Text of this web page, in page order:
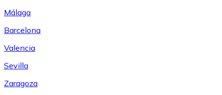
Málaga
Barcelona
Valencia
Sevilla
Zaragoza